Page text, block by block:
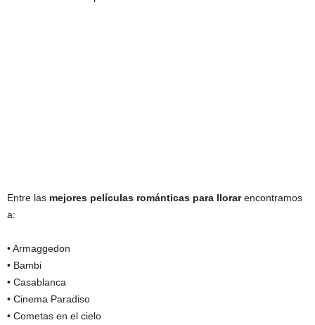
Entre las mejores películas románticas para llorarencontramos
a:
• Armaggedon
• Bambi
• Casablanca
• Cinema Paradiso
• Cometas en el cielo